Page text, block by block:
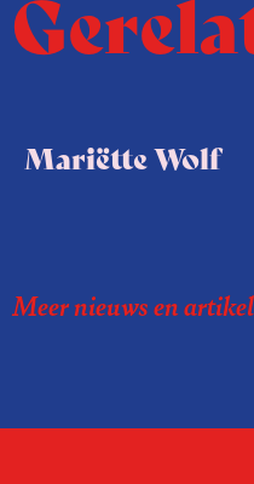
Mariëtte Wolf
Meer nieuws en